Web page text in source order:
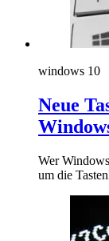
windows 10
Neue
Wer
um die